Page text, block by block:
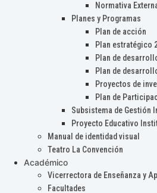
Normativa
Planes y Programas
Plan de acción
Plan estratégico
Plan de
Plan de
Proyectos de
Plan de
Subsistema de Gestión
Proyecto Educativo
Manual de identidad visual
Teatro La Convención
Académico
Vicerrectora de Enseñanza y
Facultades